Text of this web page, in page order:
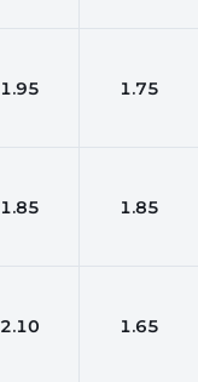
1.95 1.75
1.85 1.85
2.10 1.65